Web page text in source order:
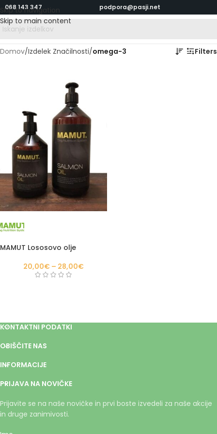
Skip to navigation
Skip to main content
068 143 347 podpora@pasji.net
Domov/Izdelek Značilnosti/omega-3 Filters
MAMUT Lososovo olje
20,00€ – 28,00€
KONTAKTNI PODATKI
OBIŠČITE NAS
INFORMACIJE
PRIJAVA NA NOVIČKE
Prijavite se na naše novičke in prvi boste izvedeli za naše akcije
in druge zanimivosti.